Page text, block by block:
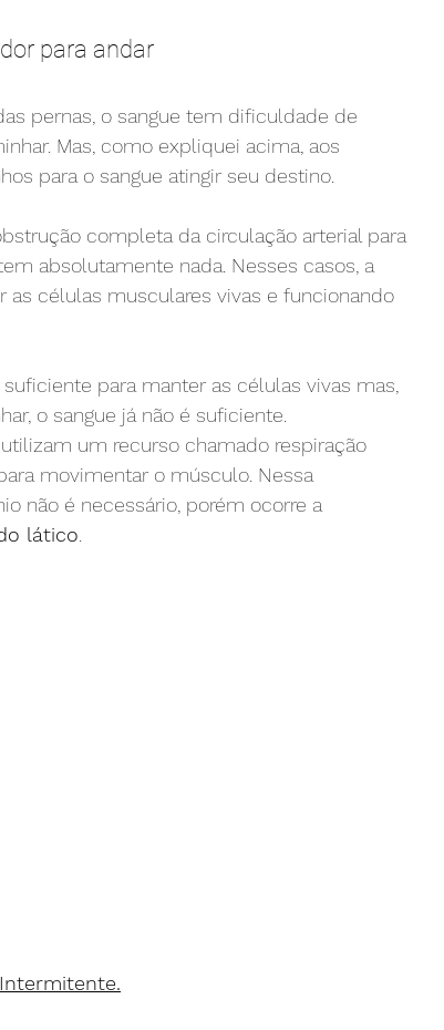
para andar
pernas, o sangue tem dificuldade de
Mas, como expliquei acima, aos
para o sangue atingir seu destino.
completa da circulação arterial para
absolutamente nada. Nesses casos, a
as células musculares vivas e funcionando
para manter as células vivas mas,
o sangue já não é suficiente.
um recurso chamado respiração
movimentar o músculo. Nessa
não é necessário, porém ocorre a
lático